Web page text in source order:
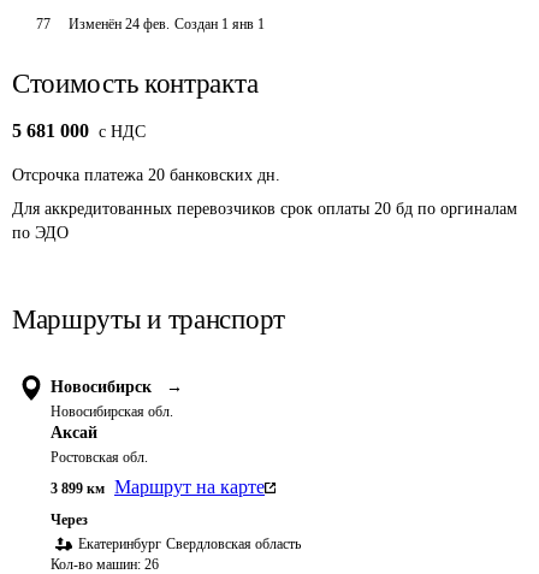
77 Изменён24 фев. Создан 1 янв 1
Стоимость контракта
5 681 000 c НДС
Отсрочка платежа 20 банковских дн.
Для аккредитованных перевозчиков срок оплаты 20 бд по оргиналам
по ЭДО
Маршруты и транспорт
Новосибирск →
Новосибирская обл.
Аксай
Ростовская обл.
3 899 км Маршрут на карте
Через
Екатеринбург Свердловская область
Кол-во машин: 26